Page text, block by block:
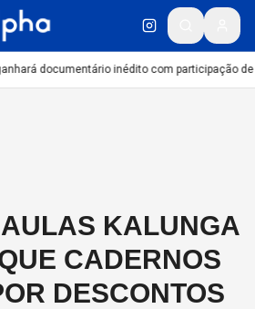
documentário inédito com participação de
KALUNGA
CADERNOS
DESCONTOS